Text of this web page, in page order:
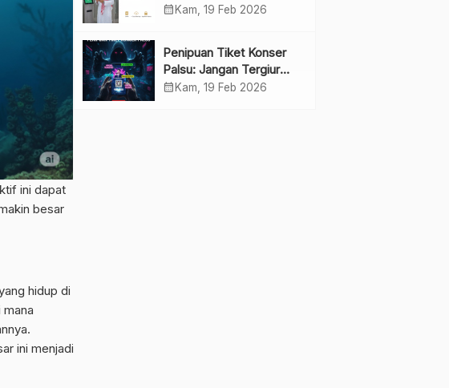
ini dapat
besar
hidup di
ini menjadi
Cepat
calendar_month Kam, 19 Feb 2026
Penipuan Tiket Konser
Palsu: Jangan Tergiur
Penjualan di Media Sosial
calendar_month Kam, 19 Feb 2026